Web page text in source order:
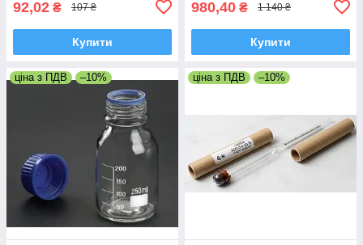
92,02 ₴ 107 ₴
Купити
980,40 ₴ 1 140 ₴
Купити
ціна з ПДВ –10% ціна з ПДВ –10%